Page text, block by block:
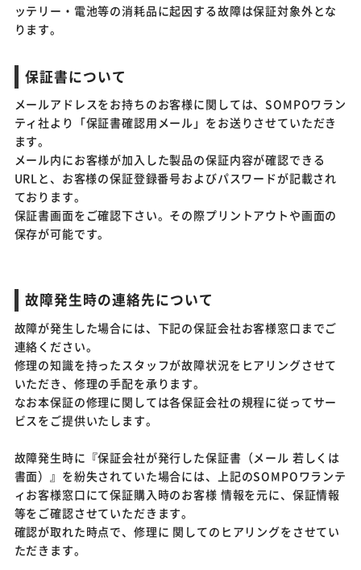
ッテリー・電池等の消耗品に起因する故障は保証対象外とな
ります。
保証書について
メールアドレスをお持ちのお客様に関しては、SOMPOワラン
ティ社より「保証書確認用メール」をお送りさせていただき
ます。
メール内にお客様が加入した製品の保証内容が確認できる
URLと、お客様の保証登録番号およびパスワードが記載され
ております。
保証書画面をご確認下さい。その際プリントアウトや画面の
保存が可能です。
故障発生時の連絡先について
故障が発生した場合には、下記の保証会社お客様窓口までご
連絡ください。
修理の知識を持ったスタッフが故障状況をヒアリングさせて
いただき、修理の手配を承ります。
なお本保証の修理に関しては各保証会社の規程に従ってサー
ビスをご提供いたします。
故障発生時に『保証会社が発行した保証書（メール 若しくは
書面）』を紛失されていた場合には、上記のSOMPOワランテ
ィお客様窓口にて保証購入時のお客様 情報を元に、保証情報
等をご確認させていただきます。
確認が取れた時点で、修理に 関してのヒアリングをさせてい
ただきます。